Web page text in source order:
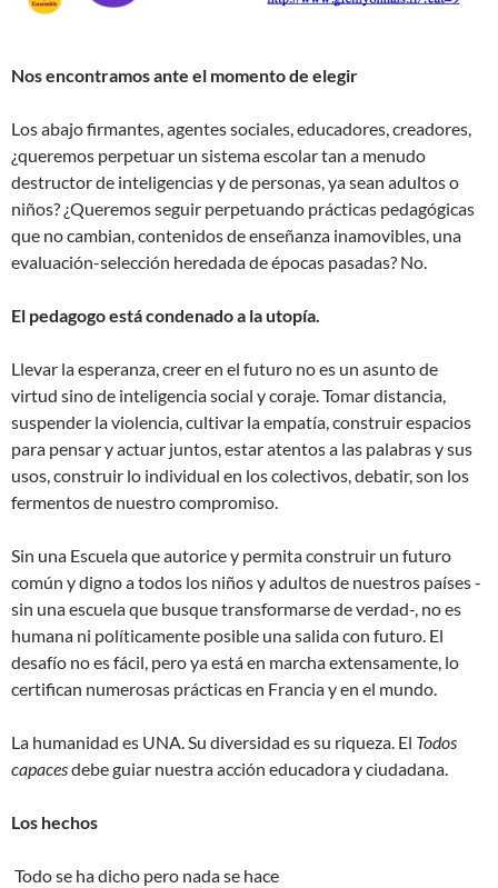
Nos encontramos ante el momento de elegir
Los abajo firmantes, agentes sociales, educadores, creadores,
¿queremos perpetuar un sistema escolar tan a menudo
destructor de inteligencias y de personas, ya sean adultos o
niños? ¿Queremos seguir perpetuando prácticas pedagógicas
que no cambian, contenidos de enseñanza inamovibles, una
evaluación-selección heredada de épocas pasadas? No.
El pedagogo está condenado a la utopía.
Llevar la esperanza, creer en el futuro no es un asunto de
virtud sino de inteligencia social y coraje. Tomar distancia,
suspender la violencia, cultivar la empatía, construir espacios
para pensar y actuar juntos, estar atentos a las palabras y sus
usos, construir lo individual en los colectivos, debatir, son los
fermentos de nuestro compromiso.
Sin una Escuela que autorice y permita construir un futuro
común y digno a todos los niños y adultos de nuestros países -
sin una escuela que busque transformarse de verdad-, no es
humana ni políticamente posible una salida con futuro. El
desafío no es fácil, pero ya está en marcha extensamente, lo
certifican numerosas prácticas en Francia y en el mundo.
La humanidad es UNA. Su diversidad es su riqueza. El Todos
capacesdebe guiar nuestra acción educadora y ciudadana.
Los hechos
Todo se ha dicho pero nada se hace